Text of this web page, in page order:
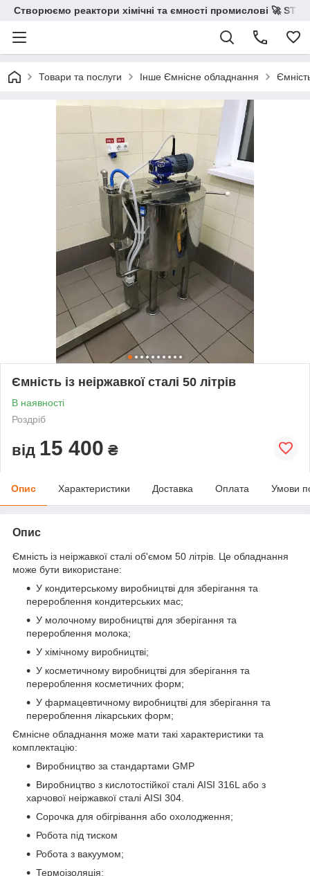
Створюємо реактори хімічні та ємності промислові 🚀
Товари та послуги Інше Ємнісне обладнання
Ємність із неіржавкої сталі 50 літрів
В наявності
Роздріб
від 15 400 ₴
Опис Характеристики Доставка Оплата Умови
Опис
Ємність із неіржавкої сталі об'ємом 50 літрів. Це обладнання
може бути використане:
У кондитерському виробництві для зберігання та
перероблення кондитерських мас;
У молочному виробництві для зберігання та
перероблення молока;
У хімічному виробництві;
У косметичному виробництві для зберігання та
перероблення косметичних форм;
У фармацевтичному виробництві для зберігання та
перероблення лікарських форм;
Ємнісне обладнання може мати такі характеристики та
комплектацію:
Виробництво за стандартами GMP
Виробництво з кислотостійкої сталі AISI 316L або з
харчової неіржавкої сталі AISI 304.
Сорочка для обігрівання або охолодження;
Робота під тиском
Робота з вакуумом;
Термоізоляція;